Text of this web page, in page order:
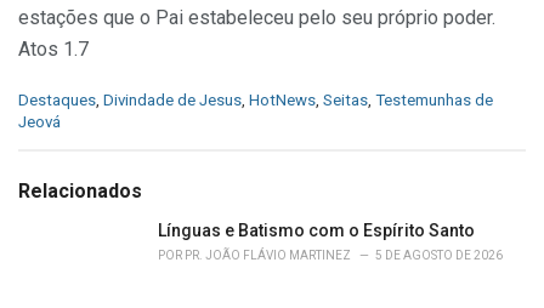
estações que o Pai estabeleceu pelo seu próprio poder.
Atos 1.7
C
a
g
Destaques, Divindade de Jesus, HotNews, Seitas, Testemunhas de
Jeová
Relacionados
Línguas e Batismo com o Espírito Santo
POR PR. JOÃO FLÁVIO MARTINEZ 5 DE AGOSTO DE 2026